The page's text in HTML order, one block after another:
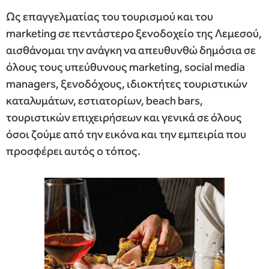
Ως επαγγελματίας του τουρισμού και του
marketing σε πεντάστερο ξενοδοχείο της Λεμεσού,
αισθάνομαι την ανάγκη να απευθυνθώ δημόσια σε
όλους τους υπεύθυνους marketing, social media
managers, ξενοδόχους, ιδιοκτήτες τουριστικών
καταλυμάτων, εστιατορίων, beach bars,
τουριστικών επιχειρήσεων και γενικά σε όλους
όσοι ζούμε από την εικόνα και την εμπειρία που
προσφέρει αυτός ο τόπος.